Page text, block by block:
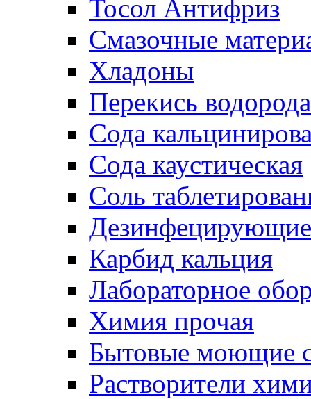
Тосол Антифриз
Смазочные
Хладоны
Перекись водорода
Сода
Сода каустическая
Соль
Дезинфецирующие
Карбид кальция
Лабораторное
Химия прочая
Бытовые моющие
Растворители